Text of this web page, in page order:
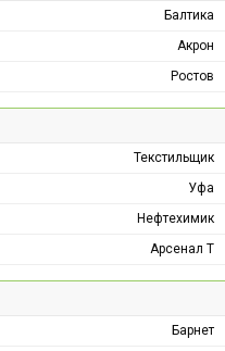
Балтика
Акрон
Ростов
Текстильщик
Уфа
Нефтехимик
Арсенал Т
Барнет